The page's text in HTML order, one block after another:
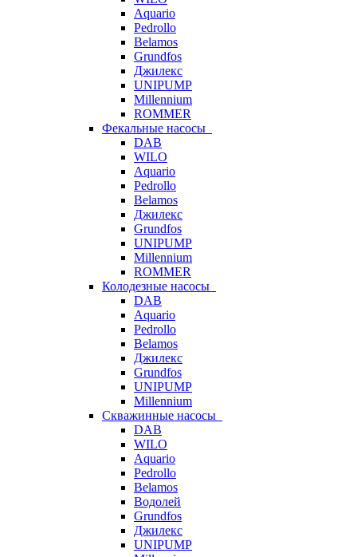
Aquario
Pedrollo
Belamos
Grundfos
Джилекс
UNIPUMP
Millennium
ROMMER
Фекальные насосы
DAB
WILO
Aquario
Pedrollo
Belamos
Джилекс
Grundfos
UNIPUMP
Millennium
ROMMER
Колодезные насосы
DAB
Aquario
Pedrollo
Belamos
Джилекс
Grundfos
UNIPUMP
Millennium
Скважинные насосы
DAB
WILO
Aquario
Pedrollo
Belamos
Водолей
Grundfos
Джилекс
UNIPUMP